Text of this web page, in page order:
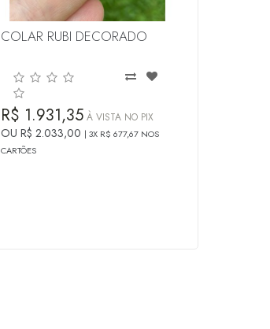
COLAR RUBI DECORADO
R$ 1.931,35À VISTA NO PIX
OU R$ 2.033,00
3X R$ 677,67 NOS
CARTÕES